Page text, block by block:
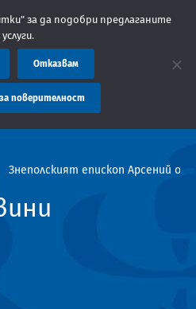
заплащането на такси
Знеполският епископ Арсений
за да подобри предлаганите
услуги.
Отказвам
поверителност